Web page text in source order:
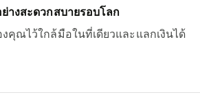
ย่างสะดวกสบายรอบโลก
งคุณไว้ใกล้มือในที่เดียวและแลกเงินได้